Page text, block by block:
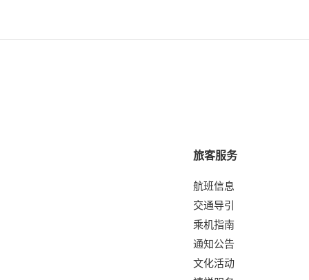
旅客服务
航班信息
交通导引
乘机指南
通知公告
文化活动